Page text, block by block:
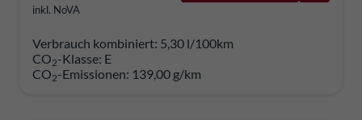
inkl. NoVA
Verbrauch kombiniert: 5,30 l/100km
CO2-Klasse: E
CO2-Emissionen: 139,00 g/km